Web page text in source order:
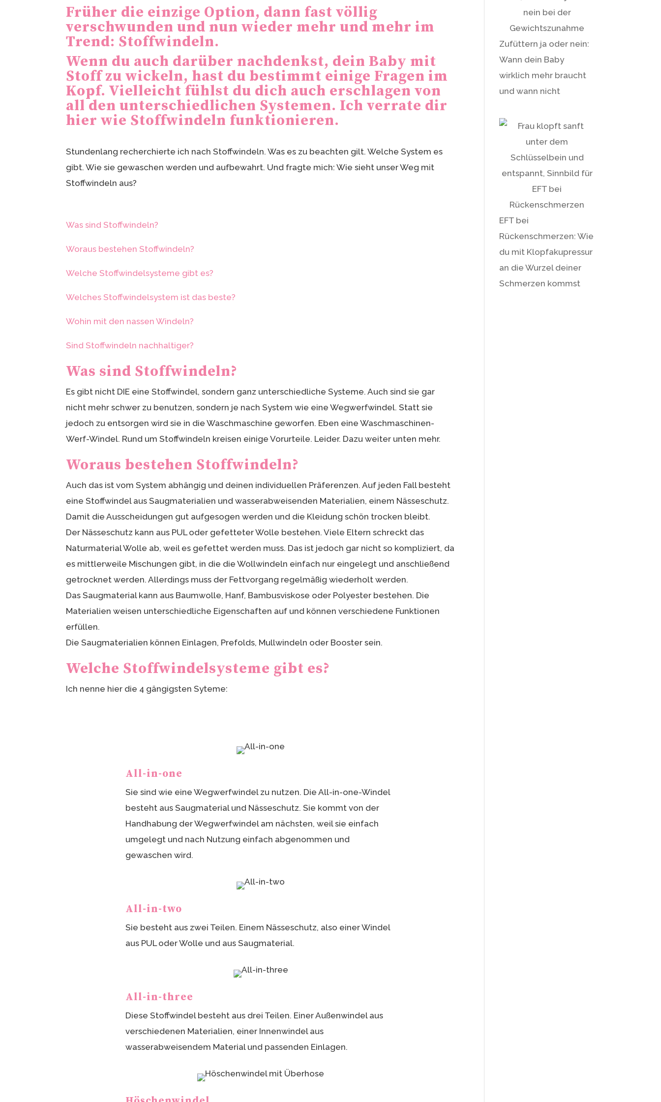
e
st
n
Früher die einzige Option, dann fast völlig
verschwunden und nun wieder mehr und mehr im
Trend: Stoffwindeln.
Wenn du auch darüber nachdenkst, dein Baby mit
Stoff zu wickeln, hast du bestimmt einige Fragen im
Kopf. Vielleicht fühlst du dich auch erschlagen von
all den unterschiedlichen Systemen. Ich verrate dir
hier wie Stoffwindeln funktionieren.
Stundenlang recherchierte ich nach Stoffwindeln. Was es zu beachten gilt. Welche System es
gibt. Wie sie gewaschen werden und aufbewahrt. Und fragte mich: Wie sieht unser Weg mit
Stoffwindeln aus?
Was sind Stoffwindeln?
Woraus bestehen Stoffwindeln?
Welche Stoffwindelsysteme gibt es?
Welches Stoffwindelsystem ist das beste?
Wohin mit den nassen Windeln?
Sind Stoffwindeln nachhaltiger?
Was sind Stoffwindeln?
Es gibt nicht DIE eine Stoffwindel, sondern ganz unterschiedliche Systeme. Auch sind sie gar
nicht mehr schwer zu benutzen, sondern je nach System wie eine Wegwerfwindel. Statt sie
jedoch zu entsorgen wird sie in die Waschmaschine geworfen. Eben eine Waschmaschinen-
Werf-Windel. Rund um Stoffwindeln kreisen einige Vorurteile. Leider. Dazu weiter unten mehr.
Woraus bestehen Stoffwindeln?
Auch das ist vom System abhängig und deinen individuellen Präferenzen. Auf jeden Fall besteht
eine Stoffwindel aus Saugmaterialien und wasserabweisenden Materialien, einem Nässeschutz.
Damit die Ausscheidungen gut aufgesogen werden und die Kleidung schön trocken bleibt.
Der Nässeschutz kann aus PUL oder gefetteter Wolle bestehen. Viele Eltern schreckt das
Naturmaterial Wolle ab, weil es gefettet werden muss. Das ist jedoch gar nicht so kompliziert, da
es mittlerweile Mischungen gibt, in die die Wollwindeln einfach nur eingelegt und anschließend
getrocknet werden. Allerdings muss der Fettvorgang regelmäßig wiederholt werden.
Das Saugmaterial kann aus Baumwolle, Hanf, Bambusviskose oder Polyester bestehen. Die
Materialien weisen unterschiedliche Eigenschaften auf und können verschiedene Funktionen
erfüllen.
Die Saugmaterialien können Einlagen, Prefolds, Mullwindeln oder Booster sein.
Welche Stoffwindelsysteme gibt es?
Ich nenne hier die 4 gängigsten Syteme:
All-in-one
Sie sind wie eine Wegwerfwindel zu nutzen. Die All-in-one-Windel
besteht aus Saugmaterial und Nässeschutz. Sie kommt von der
Handhabung der Wegwerfwindel am nächsten, weil sie einfach
umgelegt und nach Nutzung einfach abgenommen und
gewaschen wird.
All-in-two
Sie besteht aus zwei Teilen. Einem Nässeschutz, also einer Windel
aus PUL oder Wolle und aus Saugmaterial.
All-in-three
Diese Stoffwindel besteht aus drei Teilen. Einer Außenwindel aus
verschiedenen Materialien, einer Innenwindel aus
wasserabweisendem Material und passenden Einlagen.
Zufüttern ja oder nein:
Wann dein Baby
wirklich mehr braucht
und wann nicht
EFT bei
Rückenschmerzen: Wie
du mit Klopfakupressur
an die Wurzel deiner
Schmerzen kommst